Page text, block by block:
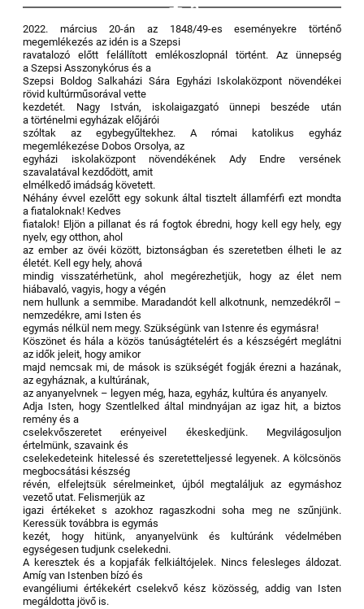
3
2022. március 20-án az 1848/49-es eseményekre történő
megemlékezés az idén is a Szepsi
ravatalozó előtt felállított emlékoszlopnál történt. Az ünnepség
a Szepsi Asszonykórus és a
Szepsi Boldog Salkaházi Sára Egyházi Iskolaközpont növendékei
rövid kultúrműsorával vette
kezdetét. Nagy István, iskolaigazgató ünnepi beszéde után
a történelmi egyházak előjárói
szóltak az egybegyűltekhez. A római katolikus egyház
megemlékezése Dobos Orsolya, az
egyházi iskolaközpont növendékének Ady Endre versének
szavalatával kezdődött, amit
elmélkedő imádság követett.
Néhány évvel ezelőtt egy sokunk által tisztelt államférfi ezt mondta
a fiataloknak! Kedves
fiatalok! Eljön a pillanat és rá fogtok ébredni, hogy kell egy hely, egy
nyelv, egy otthon, ahol
az ember az övéi között, biztonságban és szeretetben élheti le az
életét. Kell egy hely, ahová
mindig visszatérhetünk, ahol megérezhetjük, hogy az élet nem
hiábavaló, vagyis, hogy a végén
nem hullunk a semmibe. Maradandót kell alkotnunk, nemzedékről –
nemzedékre, ami Isten és
egymás nélkül nem megy. Szükségünk van Istenre és egymásra!
Köszönet és hála a közös tanúságtételért és a készségért meglátni
az idők jeleit, hogy amikor
majd nemcsak mi, de mások is szükségét fogják érezni a hazának,
az egyháznak, a kultúrának,
az anyanyelvnek – legyen még, haza, egyház, kultúra és anyanyelv.
Adja Isten, hogy Szentlelked által mindnyájan az igaz hit, a biztos
remény és a
cselekvőszeretet erényeivel ékeskedjünk. Megvilágosuljon
értelmünk, szavaink és
cselekedeteink hitelessé és szeretetteljessé legyenek. A kölcsönös
megbocsátási készség
révén, elfelejtsük sérelmeinket, újból megtaláljuk az egymáshoz
vezető utat. Felismerjük az
igazi értékeket s azokhoz ragaszkodni soha meg ne szűnjünk.
Keressük továbbra is egymás
kezét, hogy hitünk, anyanyelvünk és kultúránk védelmében
egységesen tudjunk cselekedni.
A keresztek és a kopjafák felkiáltójelek. Nincs felesleges áldozat.
Amíg van Istenben bízó és
evangéliumi értékekért cselekvő kész közösség, addig van Isten
megáldotta jövő is.